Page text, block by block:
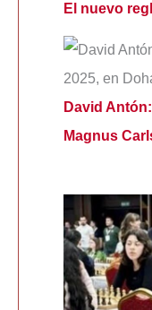
El nuevo
David
Magnus